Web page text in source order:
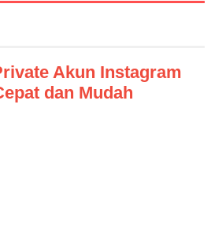
Akun Instagram
dan Mudah